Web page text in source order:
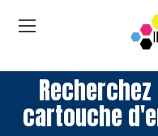
cartouche